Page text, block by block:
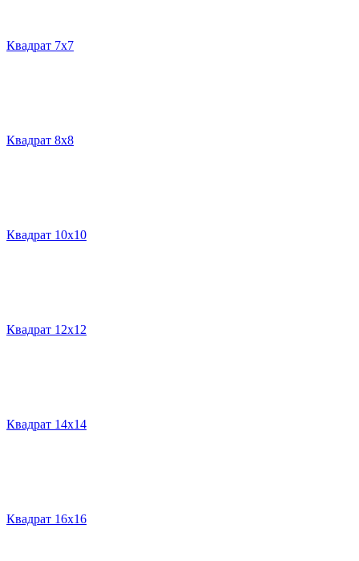
Квадрат 7х7
Квадрат 8х8
Квадрат 10х10
Квадрат 12х12
Квадрат 14х14
Квадрат 16х16